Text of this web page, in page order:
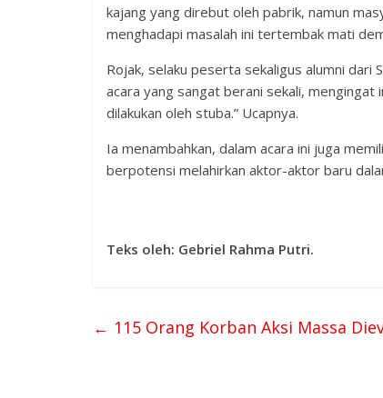
kajang yang direbut oleh pabrik, namun
menghadapi masalah ini tertembak mati
Rojak, selaku peserta sekaligus alumni dari
acara yang sangat berani sekali, mengingat
dilakukan oleh stuba.” Ucapnya.
Ia menambahkan, dalam acara ini juga
berpotensi melahirkan aktor-aktor baru
Teks oleh: Gebriel Rahma Putri.
← 115 Orang Korban Aksi Massa